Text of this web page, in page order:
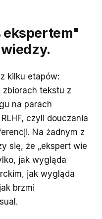
ekspertem"
wiedzy.
kilku etapów:
tekstu z
na parach
czyli douczania
Na żadnym z
się, że „ekspert wie
jak wygląda
jak wygląda
brzmi